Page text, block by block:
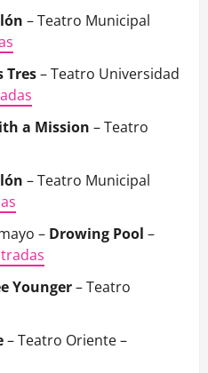
– Teatro Municipal
Tres– Teatro Universidad
a Mission – Teatro
– Teatro Municipal
– Drowing Pool –
Younger– Teatro
– Teatro Oriente –